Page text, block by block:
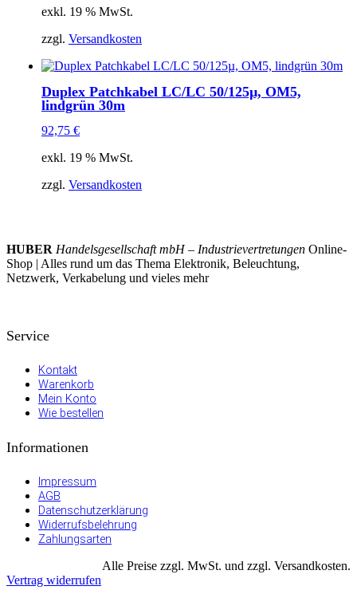
exkl. 19 % MwSt.
zzgl. Versandkosten
Duplex Patchkabel LC/LC 50/125µ, OM5,
lindgrün 30m
92,75 €
exkl. 19 % MwSt.
zzgl. Versandkosten
HUBER Handelsgesellschaft mbH – Industrievertretungen Online-
Shop | Alles rund um das Thema Elektronik, Beleuchtung,
Netzwerk, Verkabelung und vieles mehr
Service
Kontakt
Warenkorb
Mein Konto
Wie bestellen
Informationen
Impressum
AGB
Datenschutzerklärung
Widerrufsbelehrung
Zahlungsarten
Alle Preise zzgl. MwSt. und zzgl. Versandkosten.
Vertrag widerrufen